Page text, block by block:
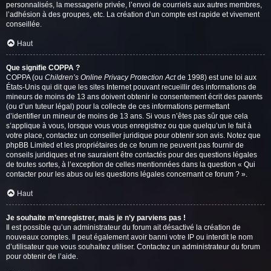
personnalisés, la messagerie privée, l’envoi de courriels aux autres membres,
l’adhésion à des groupes, etc. La création d’un compte est rapide et vivement
conseillée.
Haut
Que signifie COPPA ?
COPPA (ou Children’s Online Privacy Protection Actde 1998) est une loi aux
États-Unis qui dit que les sites Internet pouvant recueillir des informations de
mineurs de moins de 13 ans doivent obtenir le consentement écrit des parents
(ou d’un tuteur légal) pour la collecte de ces informations permettant
d’identifier un mineur de moins de 13 ans. Si vous n’êtes pas sûr que cela
s’applique à vous, lorsque vous vous enregistrez ou que quelqu’un le fait à
votre place, contactez un conseiller juridique pour obtenir son avis. Notez que
phpBB Limited et les propriétaires de ce forum ne peuvent pas fournir de
conseils juridiques et ne sauraient être contactés pour des questions légales
de toutes sortes, à l’exception de celles mentionnées dans la question « Qui
contacter pour les abus ou les questions légales concernant ce forum ? ».
Haut
Je souhaite m’enregistrer, mais je n’y parviens pas !
Il est possible qu’un administrateur du forum ait désactivé la création de
nouveaux comptes. Il peut également avoir banni votre IP ou interdit le nom
d’utilisateur que vous souhaitez utiliser. Contactez un administrateur du forum
pour obtenir de l’aide.